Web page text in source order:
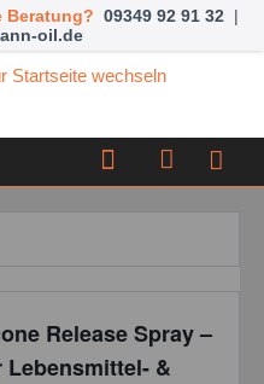
Beratung? 09349 92 91 32 |
oil.de
Release Spray –
&